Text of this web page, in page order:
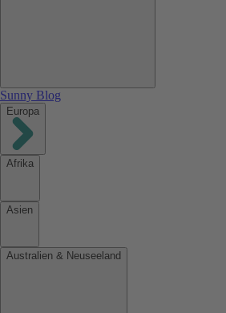
Sunny Blog
Europa
Afrika
Asien
Australien & Neuseeland